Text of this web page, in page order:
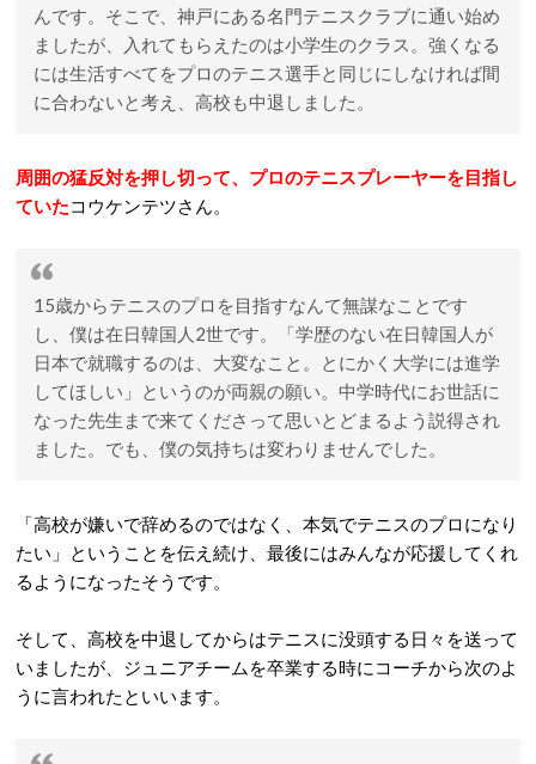
んです。そこで、神戸にある名門テニスクラブに通い始め
ましたが、入れてもらえたのは小学生のクラス。強くなる
には生活すべてをプロのテニス選手と同じにしなければ間
に合わないと考え、高校も中退しました。
周囲の猛反対を押し切って、プロのテニスプレーヤーを目指し
ていたコウケンテツさん。
15歳からテニスのプロを目指すなんて無謀なことです
し、僕は在日韓国人2世です。「学歴のない在日韓国人が
日本で就職するのは、大変なこと。とにかく大学には進学
してほしい」というのが両親の願い。中学時代にお世話に
なった先生まで来てくださって思いとどまるよう説得され
ました。でも、僕の気持ちは変わりませんでした。
「高校が嫌いで辞めるのではなく、本気でテニスのプロになり
たい」ということを伝え続け、最後にはみんなが応援してくれ
るようになったそうです。
そして、高校を中退してからはテニスに没頭する日々を送って
いましたが、ジュニアチームを卒業する時にコーチから次のよ
うに言われたといいます。